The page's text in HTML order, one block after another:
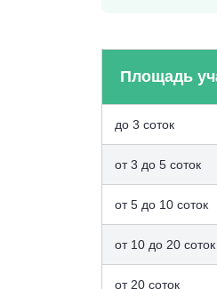
Площадь
до 3 соток
от 3 до 5 соток
от 5 до 10 соток
от 10 до 20 соток
от 20 соток